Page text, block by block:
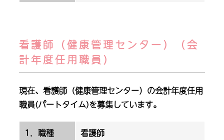
看護師（健康管理センター）（会
計年度任用職員）
現在、看護師（健康管理センター）の会計年度任用
職員(パートタイム)を募集しています。
1．職種 看護師